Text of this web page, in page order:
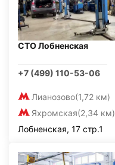
СТО Лобненская
+7 (499) 110-53-06
Лианозово(1,72 км)
Яхромская(2,34 км)
Лобненская, 17 стр.1